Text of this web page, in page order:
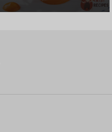
Соусом